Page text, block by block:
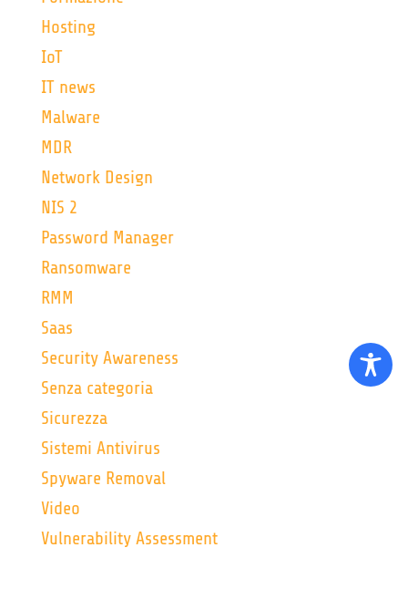
Hosting
IoT
IT news
Malware
MDR
Network Design
NIS 2
Password Manager
Ransomware
RMM
Saas
Security Awareness
Senza categoria
Sicurezza
Sistemi Antivirus
Spyware Removal
Video
Vulnerability Assessment